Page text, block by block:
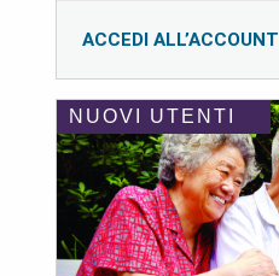
ACCEDI ALL’ACCOUNT
NUOVI UTENTI